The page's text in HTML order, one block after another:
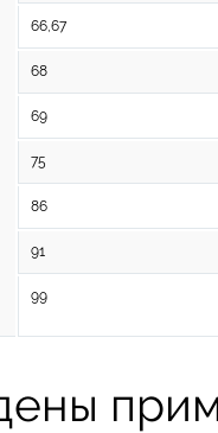
66,67
68
69
75
86
91
99